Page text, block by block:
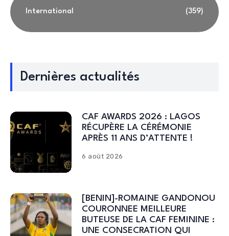
International (359)
Dernières actualités
CAF AWARDS 2026 : LAGOS
RÉCUPÈRE LA CÉRÉMONIE
APRÈS 11 ANS D’ATTENTE !
6 août 2026
[BENIN]-ROMAINE GANDONOU
COURONNEE MEILLEURE
BUTEUSE DE LA CAF FEMININE :
UNE CONSECRATION QUI